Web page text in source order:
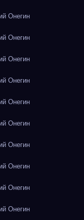
Онегин
Онегин
Онегин
Онегин
Онегин
Онегин
Онегин
Онегин
Онегин
Онегин